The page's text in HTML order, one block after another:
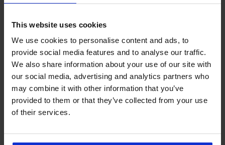
This website uses cookies
We use cookies to personalise content and ads, to
provide social media features and to analyse our traffic.
We also share information about your use of our site with
our social media, advertising and analytics partners who
may combine it with other information that you’ve
provided to them or that they’ve collected from your use
of their services.
Výprodej -70%
5 4,8